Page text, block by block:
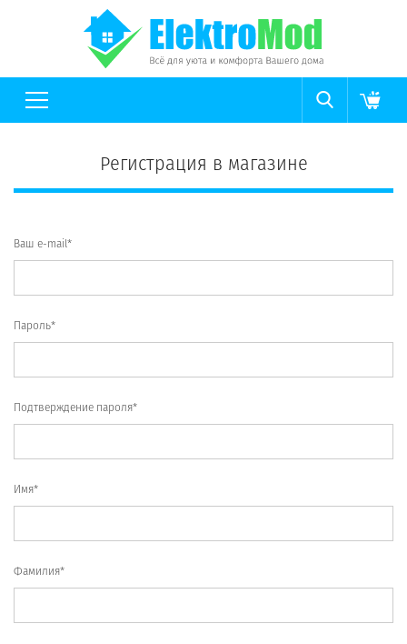
Регистрация в магазине
Ваш e-mail*
Пароль*
Подтверждение пароля*
Имя*
Фамилия*